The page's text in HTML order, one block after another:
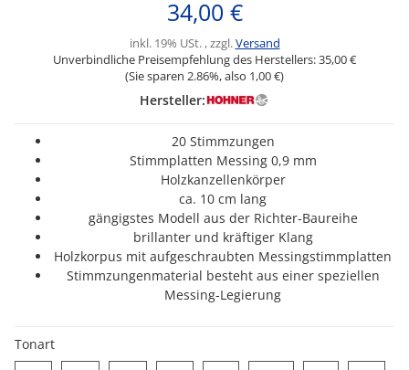
34,00 €
inkl. 19% USt. , zzgl.Versand
Unverbindliche Preisempfehlung des Herstellers:35,00 €
(Sie sparen 2.86%, also 1,00 €)
Hersteller:
20 Stimmzungen
Stimmplatten Messing 0,9 mm
Holzkanzellenkörper
ca. 10 cm lang
gängigstes Modell aus der Richter-Baureihe
brillanter und kräftiger Klang
Holzkorpus mit aufgeschraubten Messingstimmplatten
Stimmzungenmaterial besteht aus einer speziellen
Messing-Legierung
Tonart